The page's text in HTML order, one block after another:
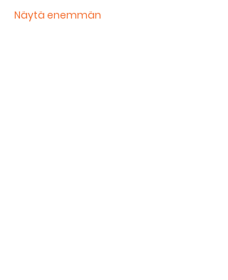
Näytä enemmän